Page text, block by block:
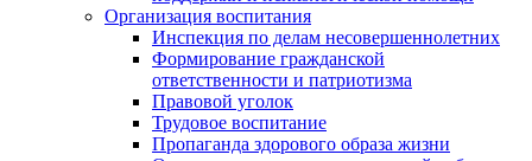
Организация воспитания
Инспекция по делам несовершеннолетних
Формирование гражданской
ответственности и патриотизма
Правовой уголок
Трудовое воспитание
Пропаганда здорового образа жизни